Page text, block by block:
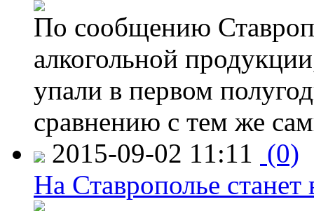
По сообщению
алкогольной
упали в первом
сравнению с тем же
2015-09-02 11:11 (0)
На Ставрополье